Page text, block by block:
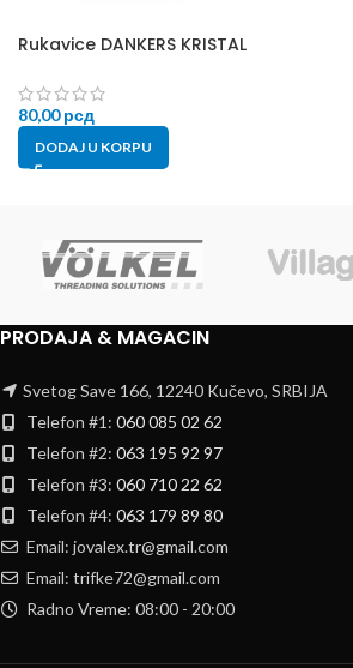
Rukavice DANKERS KRISTAL
80,00рсд
DODAJ U KORPU
PRODAJA & MAGACIN
Svetog Save 166, 12240 Kučevo, SRBIJA
Telefon #1: 060 085 02 62
Telefon #2: 063 195 92 97
Telefon #3: 060 710 22 62
Telefon #4: 063 179 89 80
Email: jovalex.tr@gmail.com
Email: trifke72@gmail.com
Radno Vreme: 08:00 - 20:00